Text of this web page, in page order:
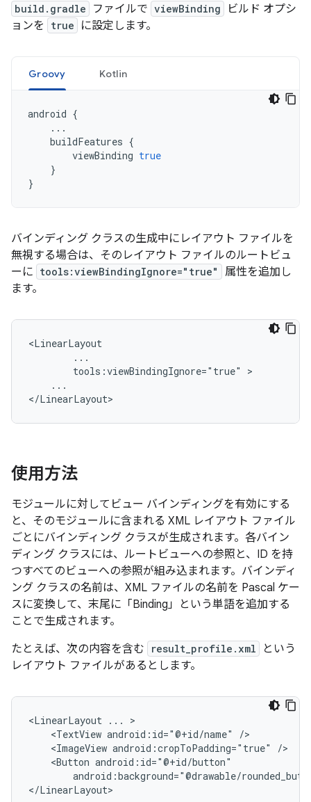
build.gradle ファイルで viewBinding
ビルド オプシ
ョンを
true に設定します。
Groovy Kotlin
android {
...
buildFeatures {
viewBinding true
}
}
バインディング クラスの生成中にレイアウト ファイルを
無視する場合は、そのレイアウト ファイルのルートビュ
ーに tools:viewBindingIgnore="true"
属性を追加し
ます。
tools:viewBindingIgnore="true"
...
使用方法
モジュールに対してビュー バインディングを有効にする
と、そのモジュールに含まれる XML レイアウト ファイル
ごとにバインディング クラスが生成されます。各バイン
ディング クラスには、ルートビューへの参照と、ID を持
つすべてのビューへの参照が組み込まれます。バインディ
ング クラスの名前は、XML ファイルの名前を Pascal ケー
スに変換して、末尾に「Binding」という単語を追加する
ことで生成されます。
たとえば、次の内容を含む
result_profile.xml
という
レイアウト ファイルがあるとします。
<LinearLayout ...
<TextView android:id="@+id/name"
<ImageView android:cropToPadding="true"
<Button
android:background="@drawable/